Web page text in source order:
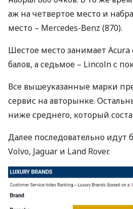
аж на четвертое место и
место – Mercedes-Benz (870).
Шестое место занимает Acura
балов, а седьмое – Lincoln с
Все вышеуказанные марки
сервис на авторынке.
ниже среднего, который
Далее последовательно идут
Volvo, Jaguar и Land Rover.